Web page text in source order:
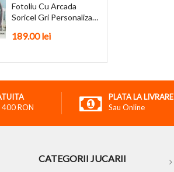
Fotoliu Cu Arcada
Soricel Gri Personalizat
189.00lei
400 RON
PLATA LA LIVRARE
Sau Online
CATEGORII JUCARII